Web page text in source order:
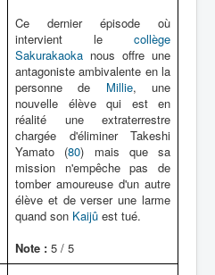
Ce dernier épisode où
intervient le collège
Sakurakaoka nous offre une
antagoniste ambivalente en la
personne de Millie, une
nouvelle élève qui est en
réalité une extraterrestre
chargée d'éliminer Takeshi
Yamato (80) mais que sa
mission n'empêche pas de
tomber amoureuse d'un autre
élève et de verser une larme
quand son Kaijû est tué.
Note : 5 / 5